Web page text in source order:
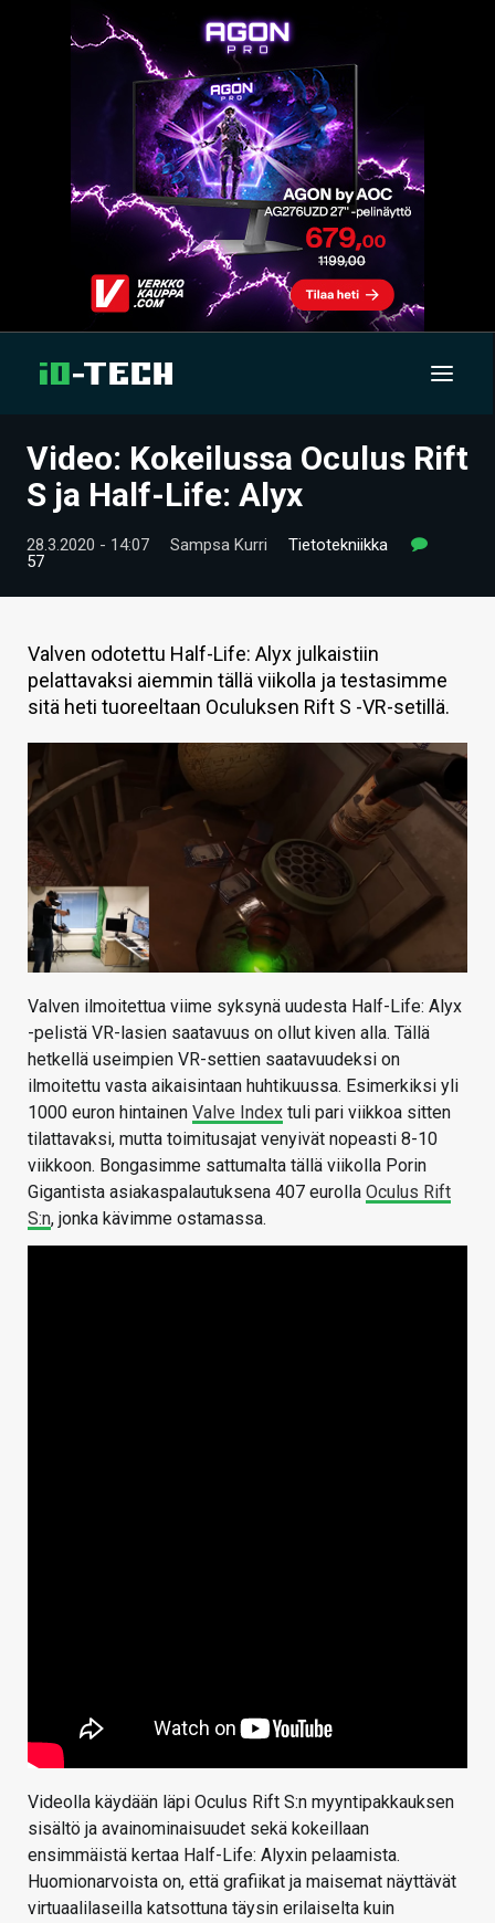
UUTISET
VIDEOT
TIETOA
HINTA.FI
VAIHDA TEEMA
HAKU
Video: Kokeilussa Oculus Rift
S ja Half-Life: Alyx
28.3.2020 - 14:07 Sampsa Kurri
Tietotekniikka
57
Valven odotettu Half-Life: Alyx julkaistiin
pelattavaksi aiemmin tällä viikolla ja testasimme
sitä heti tuoreeltaan Oculuksen Rift S -VR-setillä.
Valven ilmoitettua viime syksynä uudesta Half-Life: Alyx
-pelistä VR-lasien saatavuus on ollut kiven alla. Tällä
hetkellä useimpien VR-settien saatavuudeksi on
ilmoitettu vasta aikaisintaan huhtikuussa. Esimerkiksi yli
1000 euron hintainen Valve Index tuli pari viikkoa sitten
tilattavaksi, mutta toimitusajat venyivät nopeasti 8-10
viikkoon. Bongasimme sattumalta tällä viikolla Porin
Gigantista asiakaspalautuksena 407 eurolla Oculus Rift
S:n, jonka kävimme ostamassa.
Videolla käydään läpi Oculus Rift S:n myyntipakkauksen
sisältö ja avainominaisuudet sekä kokeillaan
ensimmäistä kertaa Half-Life: Alyxin pelaamista.
Huomionarvoista on, että grafiikat ja maisemat näyttävät
virtuaalilaseilla katsottuna täysin erilaiselta kuin